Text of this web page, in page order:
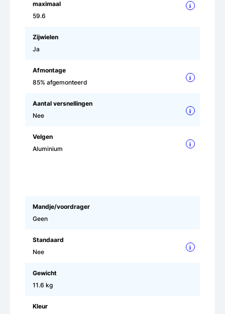
maximaal
59.6
i
Zijwielen
Ja
Afmontage
85% afgemonteerd
i
Aantal versnellingen
Nee
i
Velgen
Aluminium
i
Mandje/voordrager
Geen
Standaard
Nee
i
Gewicht
11.6 kg
Kleur